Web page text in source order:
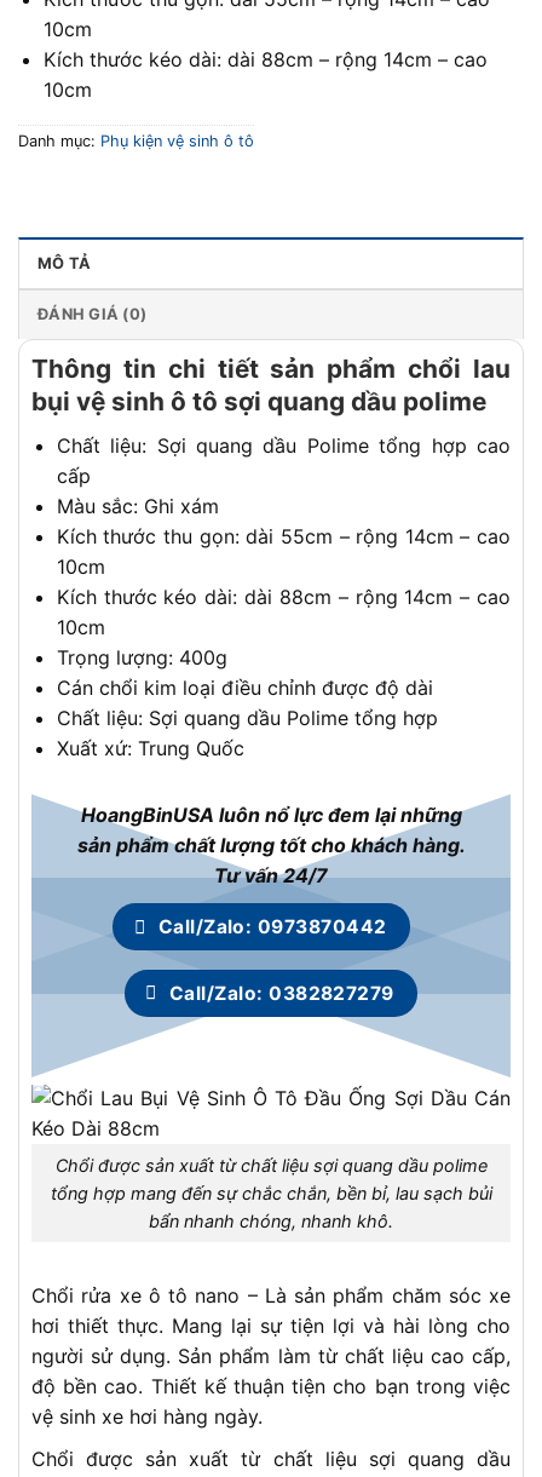
10cm
Kích thước kéo dài: dài 88cm – rộng 14cm – cao
10cm
Danh mục: Phụ kiện vệ sinh ô tô
MÔ TẢ
ĐÁNH GIÁ (0)
Thông tin chi tiết sản phẩm chổi lau
bụi vệ sinh ô tô sợi quang dầu polime
Chất liệu: Sợi quang dầu Polime tổng hợp cao
cấp
Màu sắc: Ghi xám
Kích thước thu gọn: dài 55cm – rộng 14cm – cao
10cm
Kích thước kéo dài: dài 88cm – rộng 14cm – cao
10cm
Trọng lượng: 400g
Cán chổi kim loại điều chỉnh được độ dài
Chất liệu: Sợi quang dầu Polime tổng hợp
Xuất xứ: Trung Quốc
HoangBinUSA luôn nổ lực đem lại những
sản phẩm chất lượng tốt cho khách hàng.
Tư vấn 24/7
Call/Zalo: 0973870442
Call/Zalo: 0382827279
Chổi được sản xuất từ chất liệu sợi quang dầu polime
tổng hợp mang đến sự chắc chắn, bền bỉ, lau sạch bủi
bẩn nhanh chóng, nhanh khô.
Chổi rửa xe ô tô nano – Là sản phẩm chăm sóc xe
hơi thiết thực. Mang lại sự tiện lợi và hài lòng cho
người sử dụng. Sản phẩm làm từ chất liệu cao cấp,
độ bền cao. Thiết kế thuận tiện cho bạn trong việc
vệ sinh xe hơi hàng ngày.
Chổi được sản xuất từ chất liệu sợi quang dầu